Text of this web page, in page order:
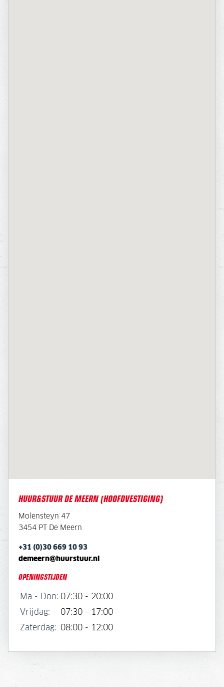
HUUR&STUUR DE MEERN (HOOFDVESTIGING)
Molensteyn 47
3454 PT De Meern
+31 (0)30 669 10 93
demeern@huurstuur.nl
OPENINGSTIJDEN
Ma - Don: 07:30 - 20:00
Vrijdag:
07:30 - 17:00
Zaterdag:
08:00 - 12:00